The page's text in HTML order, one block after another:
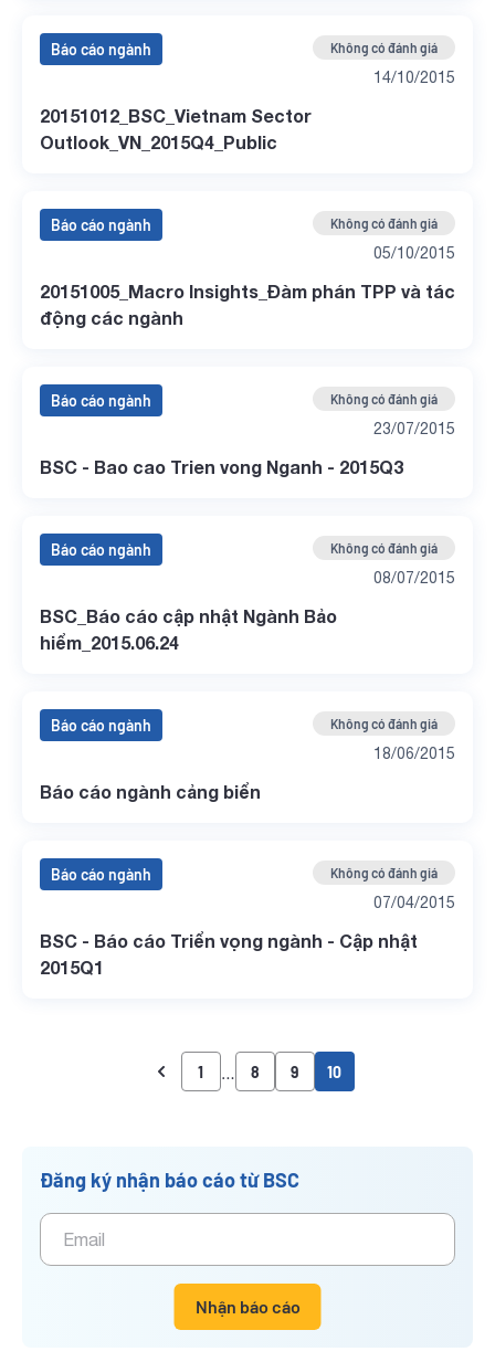
Báo cáo ngành Không có đánh giá
14/10/2015
20151012_BSC_Vietnam Sector
Outlook_VN_2015Q4_Public
Báo cáo ngành Không có đánh giá
05/10/2015
20151005_Macro Insights_Đàm phán TPP và tác
động các ngành
Báo cáo ngành Không có đánh giá
23/07/2015
BSC - Bao cao Trien vong Nganh - 2015Q3
Báo cáo ngành Không có đánh giá
08/07/2015
BSC_Báo cáo cập nhật Ngành Bảo
hiểm_2015.06.24
Báo cáo ngành Không có đánh giá
18/06/2015
Báo cáo ngành cảng biển
Báo cáo ngành Không có đánh giá
07/04/2015
BSC - Báo cáo Triển vọng ngành - Cập nhật
2015Q1
1 8 9 10
Đăng ký nhận báo cáo từ BSC
Nhận báo cáo